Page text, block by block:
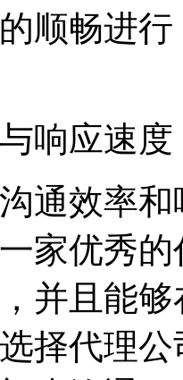
顺畅进
响应速度
通效率
家优秀
并且能
择代理